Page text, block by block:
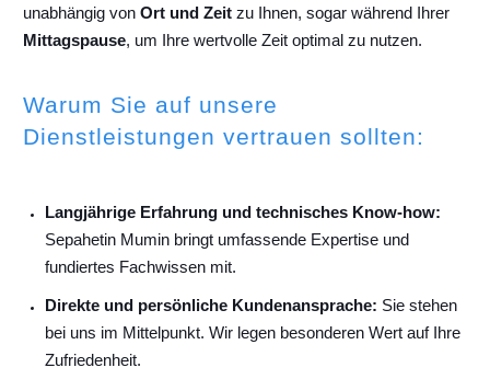
unabhängig von Ort und Zeit zu Ihnen, sogar während Ihrer
Mittagspause, um Ihre wertvolle Zeit optimal zu nutzen.
Warum Sie auf unsere
Dienstleistungen vertrauen sollten:
Langjährige Erfahrung und technisches Know-how:
Sepahetin Mumin bringt umfassende Expertise und
fundiertes Fachwissen mit.
Direkte und persönliche Kundenansprache: Sie stehen
bei uns im Mittelpunkt. Wir legen besonderen Wert auf Ihre
Zufriedenheit.